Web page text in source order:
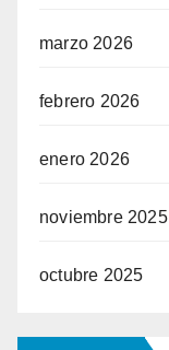
marzo 2026
febrero 2026
enero 2026
noviembre 2025
octubre 2025